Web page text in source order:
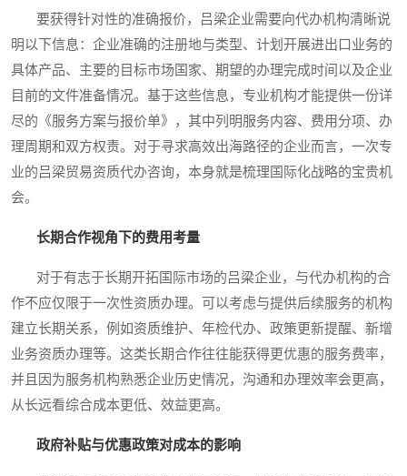
要获得针对性的准确报价，吕梁企业需要向代办机构清晰说
明以下信息：企业准确的注册地与类型、计划开展进出口业务的
具体产品、主要的目标市场国家、期望的办理完成时间以及企业
目前的文件准备情况。基于这些信息，专业机构才能提供一份详
尽的《服务方案与报价单》，其中列明服务内容、费用分项、办
理周期和双方权责。对于寻求高效出海路径的企业而言，一次专
业的吕梁贸易资质代办咨询，本身就是梳理国际化战略的宝贵机
会。
长期合作视角下的费用考量
对于有志于长期开拓国际市场的吕梁企业，与代办机构的合
作不应仅限于一次性资质办理。可以考虑与提供后续服务的机构
建立长期关系，例如资质维护、年检代办、政策更新提醒、新增
业务资质办理等。这类长期合作往往能获得更优惠的服务费率，
并且因为服务机构熟悉企业历史情况，沟通和办理效率会更高，
从长远看综合成本更低、效益更高。
政府补贴与优惠政策对成本的影响